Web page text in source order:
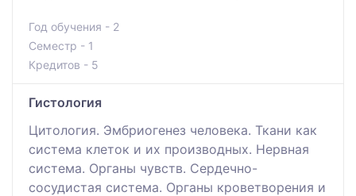
Год обучения - 2
Семестр - 1
Кредитов - 5
Гистология
Цитология. Эмбриогенез человека. Ткани как
система клеток и их производных. Нервная
система. Органы чувств. Сердечно-
сосудистая система. Органы кроветворения и